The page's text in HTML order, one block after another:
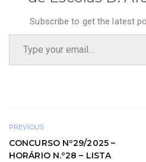
Subscribe to get the latest
Type your email…
PREVIOUS
CONCURSO Nº29/2025 –
HORÁRIO N.º28 – LISTA